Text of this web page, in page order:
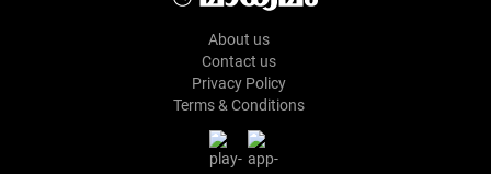
About us
Contact us
Privacy Policy
Terms & Conditions